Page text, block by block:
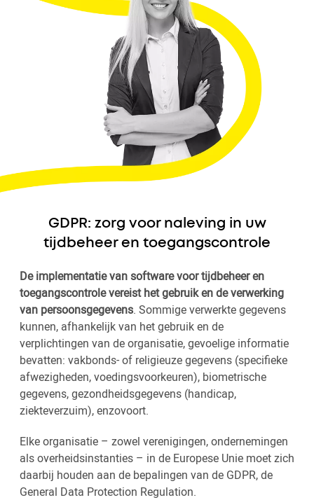
GDPR: zorg voor naleving in uw
tijdbeheer en toegangscontrole
De implementatie van software voor tijdbeheer en
toegangscontrole vereist het gebruik en de verwerking
van persoonsgegevens. Sommige verwerkte gegevens
kunnen, afhankelijk van het gebruik en de
verplichtingen van de organisatie, gevoelige informatie
bevatten: vakbonds- of religieuze gegevens (specifieke
afwezigheden, voedingsvoorkeuren), biometrische
gegevens, gezondheidsgegevens (handicap,
ziekteverzuim), enzovoort.
Elke organisatie – zowel verenigingen, ondernemingen
als overheidsinstanties – in de Europese Unie moet zich
daarbij houden aan de bepalingen van de GDPR, de
General Data Protection Regulation.